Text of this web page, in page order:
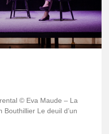
© Eva Maude – La
Bouthillier Le deuil d’un